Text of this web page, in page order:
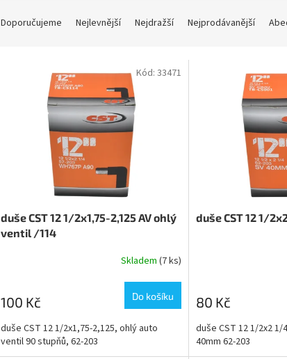
Doporučujeme Nejlevnější Nejdražší Nejprodávanější
duše CST 12 1/2x1,75-2,125 AV ohlý
ventil /114
Skladem (7 ks)
100 Kč Do košíku
duše CST 12 1/2x1,75-2,125, ohlý auto
ventil 90 stupňů, 62-203
Kód: 33471
duše CST 12 1/
80 Kč
duše CST 12 1/2x2
40mm 62-203